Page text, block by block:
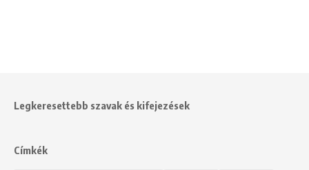
Legkeresettebb szavak és kifejezések
Címkék